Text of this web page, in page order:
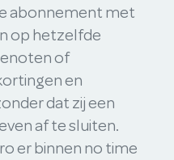
abonnement met
op hetzelfde
of
en
dat zij een
af te sluiten.
er binnen no time